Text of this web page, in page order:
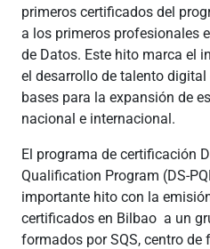
primeros certificados del
a los primeros profesionales
de Datos. Este hito marca el
el desarrollo de talento
bases para la expansión de
nacional e internacional.
El programa de certificación
Qualification Program (DS-
importante hito con la
certificados en Bilbao a un
formados por SQS, centro